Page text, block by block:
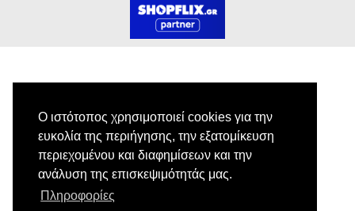
Ο ιστότοπος χρησιμοποιεί cookies για την
ευκολία της περιήγησης, την εξατομίκευση
περιεχομένου και διαφημίσεων και την
ανάλυση της επισκεψιμότητάς μας.
Πληροφορίες
Εγγραφή στο Newsletter
Κάνε εγγραφή στο newsletter μας για να
λαμβάνεις αποκλειστικές προσφορές.